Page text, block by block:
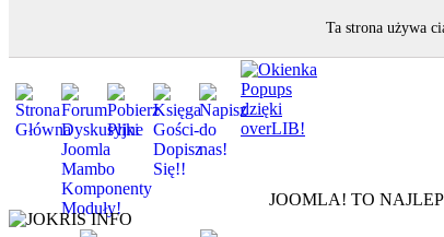
JOOMLA! TO
Ta strona używa